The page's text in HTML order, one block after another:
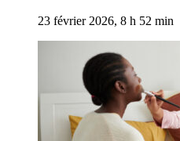
23 février 2026, 8 h 52 min